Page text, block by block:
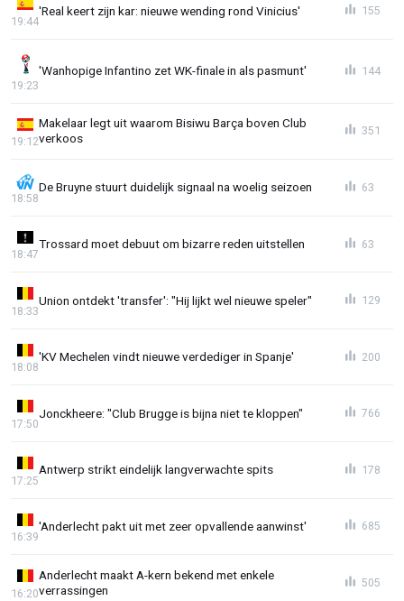
'Real keert zijn kar: nieuwe wending rond Vinicius'
19:44
155
'Wanhopige Infantino zet WK-finale in als pasmunt'
19:23
144
Makelaar legt uit waarom Bisiwu Barça boven Club
verkoos
19:12
351
De Bruyne stuurt duidelijk signaal na woelig seizoen
18:58
63
Trossard moet debuut om bizarre reden uitstellen
18:47
63
Union ontdekt 'transfer': "Hij lijkt wel nieuwe speler"
18:33
129
'KV Mechelen vindt nieuwe verdediger in Spanje'
18:08
200
Jonckheere: "Club Brugge is bijna niet te kloppen"
17:50
766
Antwerp strikt eindelijk langverwachte spits
17:25
178
'Anderlecht pakt uit met zeer opvallende aanwinst'
16:39
685
Anderlecht maakt A-kern bekend met enkele
verrassingen
16:20
505